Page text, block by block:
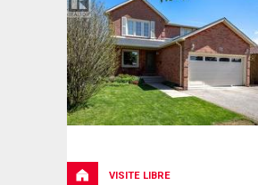
VISITE LIBRE